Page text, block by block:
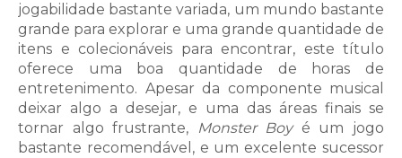
jogabilidade bastante variada, um mundo bastante
grande para explorar e uma grande quantidade de
itens e colecionáveis para encontrar, este título
oferece uma boa quantidade de horas de
entretenimento. Apesar da componente musical
deixar algo a desejar, e uma das áreas finais se
tornar algo frustrante,
Monster Boyé um jogo
bastante recomendável, e um excelente sucessor